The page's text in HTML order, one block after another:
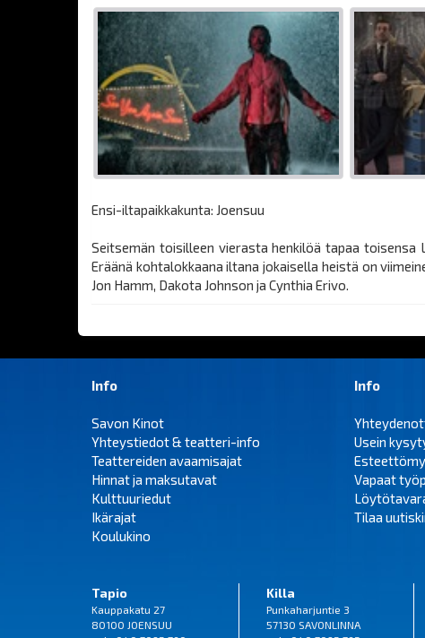
Ensi-iltapaikkakunta: Joensuu
Seitsemän toisilleen vierasta henkilöä tapaa toisensa
Eräänä kohtalokkaana iltana jokaisella heistä on
Jon Hamm, Dakota Johnson ja Cynthia Erivo.
Info
Savon Kinot
Yhteystiedot & teatteri-info
Teattereiden avaamisajat
Hinnat ja maksutavat
Kulttuuriedut
Ikärajat
Koulukino
Info
Usein
Vapaat
Tilaa
Tapio
Kauppakatu 27
80100 JOENSUU
Killa
Punkaharjuntie 3
57130 SAVONLINNA